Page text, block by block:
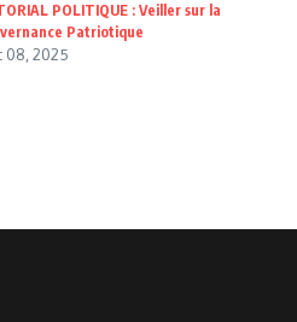
POLITIQUE : Veiller sur la
Patriotique
08, 2025